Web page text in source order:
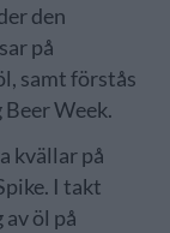
den
på
samt förstås
Week.
kvällar på
I takt
öl på